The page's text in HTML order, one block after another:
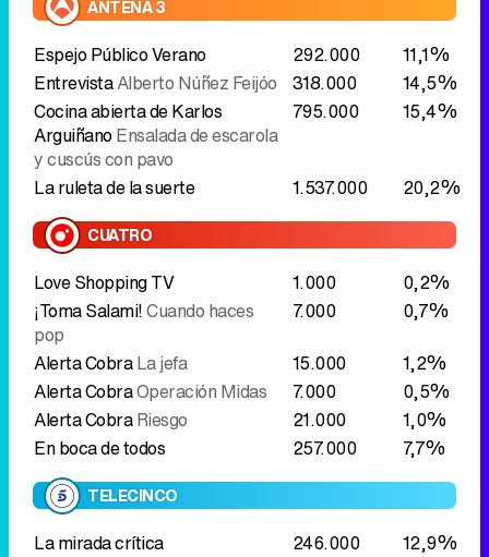
ANTENA 3
Espejo Público Verano 292.000
11,1%
EntrevistaAlberto Núñez Feijóo 318.000
14,5%
Cocina abierta de Karlos
ArguiñanoEnsalada de escarola
y cuscús con pavo
795.000 15,4%
La ruleta de la suerte 1.537.000 20,2%
CUATRO
Love Shopping TV 1.000
0,2%
¡Toma Salami!Cuando haces
pop
7.000
0,7%
Alerta CobraLa jefa 15.000
1,2%
Alerta CobraOperación Midas 7.000
0,5%
Alerta CobraRiesgo 21.000
1,0%
En boca de todos
257.000 7,7%
TELECINCO
La mirada crítica 246.000
12,9%